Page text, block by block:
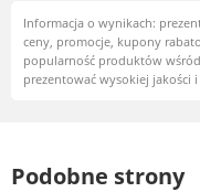
Informacja o wynikach:
ceny, promocje, kupony
popularność produktów
prezentować wysokiej jakości
Podobne strony